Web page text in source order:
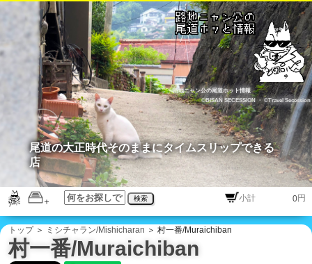
路地ニャン公の尾道ホット情報
©BISAN SECESSION
・©Travel Secession
検索 円
尾道の大正時代そのままにタイムスリップできる
店
トップ＞ ミシチャラン/Mishicharan ＞ 村一番/Muraichiban
村一番/Muraichiban